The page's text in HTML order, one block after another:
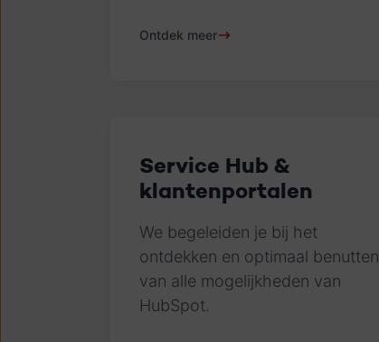
Ontdek meer
Service Hub &
klantenportalen
We begeleiden je bij het
ontdekken en optimaal benutten
van alle mogelijkheden van
HubSpot.